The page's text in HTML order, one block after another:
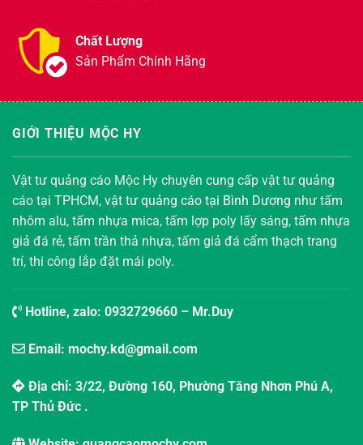
Chất Lượng
Sản Phẩm Chính Hãng
GIỚI THIỆU MỘC HY
Vật tư quảng cáo Mộc Hy chuyên cung cấp vật tư quảng
cáo tại TPHCM, vật tư quảng cáo tại Bình Dương như tấm
nhôm alu, tấm nhựa mica, tấm lợp poly lấy sáng, tấm nhựa
giả đá rẻ, tấm trần thả nhựa, tấm giả đá cẩm thạch trang
trí, thi công lắp đặt mái poly.
Hotline, zalo: 0932729660 – Mr.Duy
Email: mochy.kd@gmail.com
Địa chỉ: 3/22, Đường 160, Phường Tăng Nhơn Phú A,
TP Thủ Đức .